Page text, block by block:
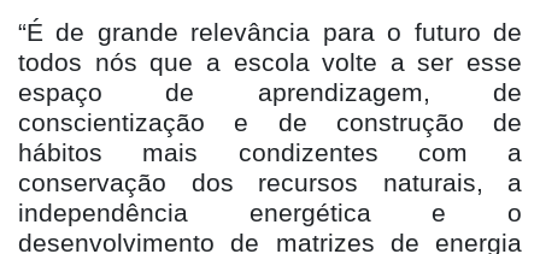
“É de grande relevância para o futuro de
todos nós que a escola volte a ser esse
espaço de aprendizagem, de
conscientização e de construção de
hábitos mais condizentes com a
conservação dos recursos naturais, a
independência energética e o
desenvolvimento de matrizes de energia